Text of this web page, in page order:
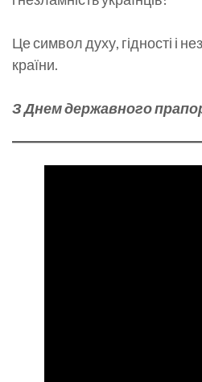
Це символ духу, гідності і
країни.
З Днем державного